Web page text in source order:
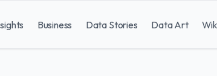
Business Data Stories Data Art